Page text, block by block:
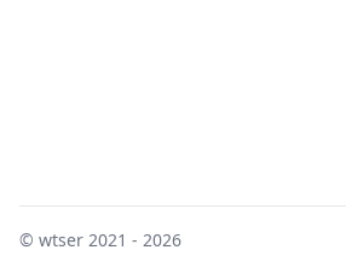
© wtser 2021 - 2026